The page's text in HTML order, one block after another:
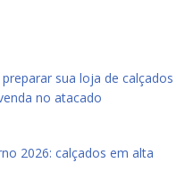
sua loja de calçados
no atacado
2026: calçados em alta